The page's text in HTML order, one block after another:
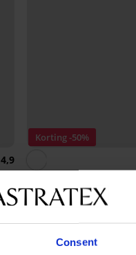
Consent
4,9
Korting -50%
zonder beugel
18,50 €36,99 €